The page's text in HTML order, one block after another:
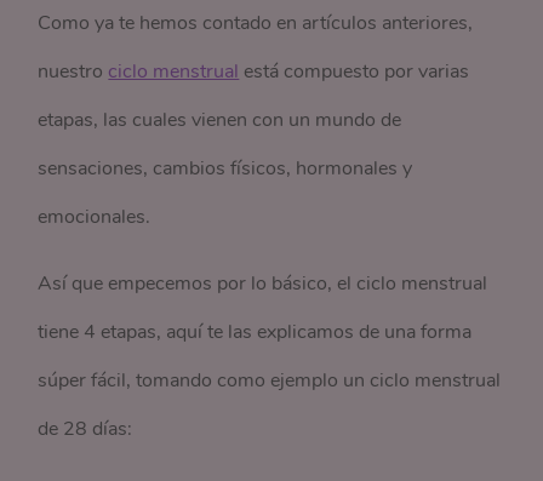
Como ya te hemos contado en artículos anteriores,
nuestro ciclo menstrual está compuesto por varias
etapas, las cuales vienen con un mundo de
sensaciones, cambios físicos, hormonales y
emocionales.
Así que empecemos por lo básico, el ciclo menstrual
tiene 4 etapas, aquí te las explicamos de una forma
súper fácil, tomando como ejemplo un ciclo menstrual
de 28 días: